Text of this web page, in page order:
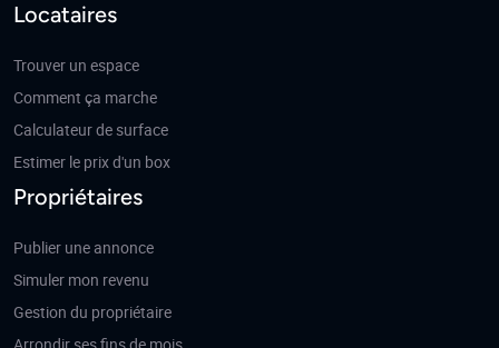
Locataires
Trouver un espace
Comment ça marche
Calculateur de surface
Estimer le prix d'un box
Propriétaires
Publier une annonce
Simuler mon revenu
Gestion du propriétaire